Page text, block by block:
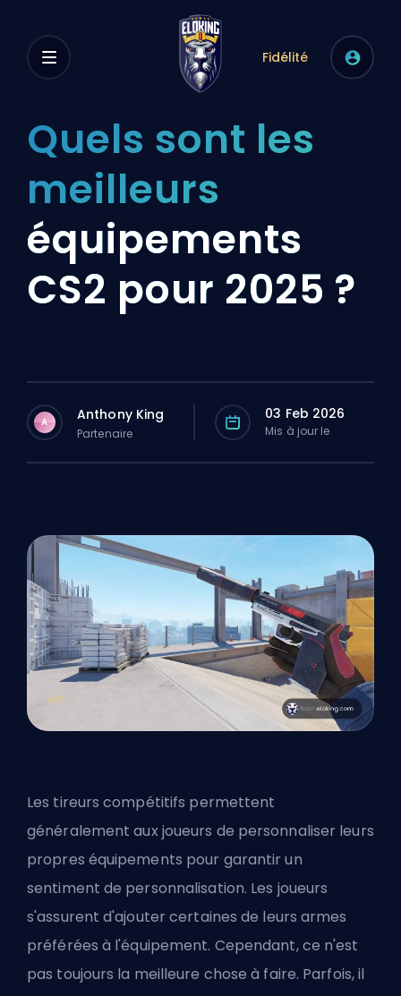
Fidélité
Quels sont les
meilleurs
équipements
CS2 pour 2025 ?
A Anthony King
Partenaire
03 Feb 2026
Mis à jour le
Les tireurs compétitifs permettent
généralement aux joueurs de personnaliser leurs
propres équipements pour garantir un
sentiment de personnalisation. Les joueurs
s'assurent d'ajouter certaines de leurs armes
préférées à l'équipement. Cependant, ce n'est
pas toujours la meilleure chose à faire. Parfois, il